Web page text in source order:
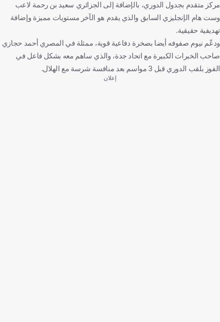
مركز متقدم بجدول الدوري، بالإضافة إلى الجزائري سعيد بن رحمة لاعب
وست هام الإنجليزي السابق والذي يقدم هو الآخر مستويات مميزة وإضافة
تهديفية حقيقية.
ودعّم نيوم صفوفه أيضا بصخرة دفاعية قوية، ممثلة في المصري أحمد حجازي
صاحب الخبرات الكبيرة مع اتحاد جدة، والذي ساهم معه بشكل فاعل في
الفوز بلقب الدوري قبل 3 مواسم بعد منافسة شرسة مع الهلال.
إعلان